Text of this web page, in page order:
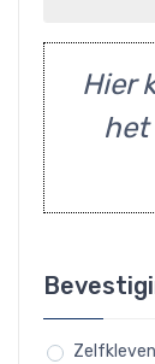
Hier
het